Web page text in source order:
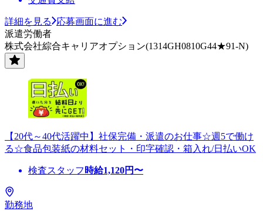
詳細を見る
応募画面に進む
派遣労働者
株式会社綜合キャリアオプション(1314GH0810G44★91-N)
【20代～40代活躍中】社保完備・派遣のお仕事☆週5で働け
る☆食品包装紙の材料セット・印字確認・箱入れ/日払いOK
検査スタッフ 時給1,120円〜
勤務地